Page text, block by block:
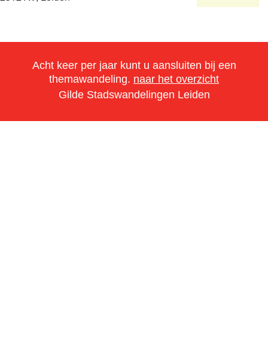
Acht keer per jaar kunt u aansluiten bij een
themawandeling. naar het overzicht
Gilde Stadswandelingen Leiden